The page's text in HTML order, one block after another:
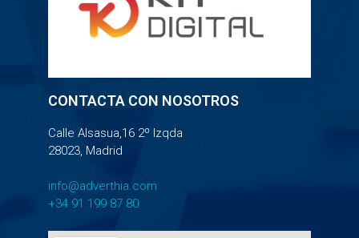
CONTACTA CON NOSOTROS
Calle Alsasua,16 2º Izqda
28023, Madrid
info@adverthia.com
+34 91 199 87 80